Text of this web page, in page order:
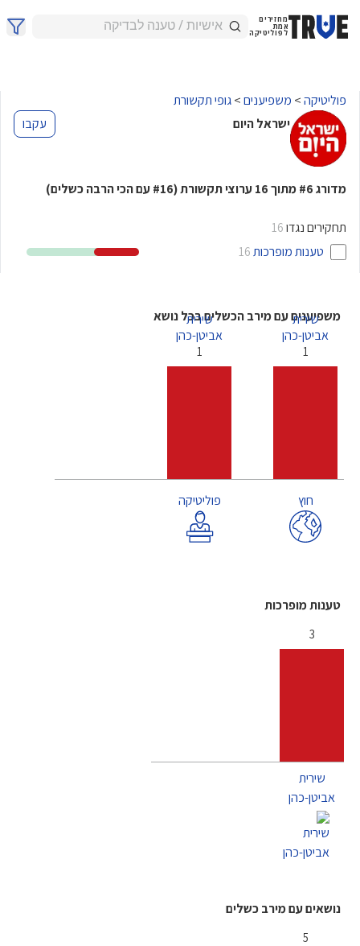
מחזירים
אמת
לפוליטיקה
פוליטיקה> משפיענים>גופי תקשורת
ישראל היום
עקבו
מדורג #6 מתוך 16 ערוצי תקשורת(
#16 עם הכי הרבה כשלים)
תחקירים נגדו 16
טענות מופרכות 16
משפיענים עם מירב הכשלים בכל נושא
שירית
אביטן-כהן
1
שירית
אביטן-כהן
1
חוץ פוליטיקה
טענות מופרכות
3
שירית
אביטן-כהן
נושאים עם מירב כשלים
5